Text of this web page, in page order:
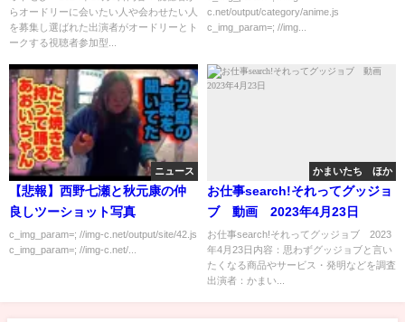
らオードリーに会いたい人や会わせたい人
を募集し選ばれた出演者がオードリーとト
ークする視聴者参加型...
c.net/output/category/anime.js
c_img_param=; //img...
ニュース
【悲報】西野七瀬と秋元康の仲
良しツーショット写真
c_img_param=; //img-c.net/output/site/42.js
c_img_param=; //img-c.net/...
かまいたち ほか
お仕事search!それってグッジョ
ブ 動画 2023年4月23日
お仕事search!それってグッジョブ 2023
年4月23日内容：思わずグッジョブと言い
たくなる商品やサービス・発明などを調査
出演者：かまい...